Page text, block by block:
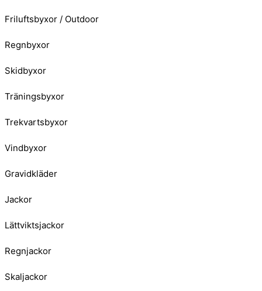
Friluftsbyxor / Outdoor
Regnbyxor
Skidbyxor
Träningsbyxor
Trekvartsbyxor
Vindbyxor
Gravidkläder
Jackor
Lättviktsjackor
Regnjackor
Skaljackor